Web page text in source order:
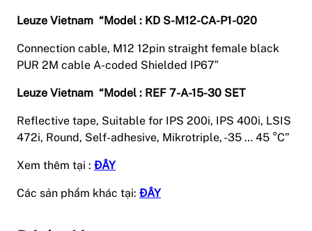
Leuze Vietnam “Model : KD S-M12-CA-P1-020
Connection cable, M12 12pin straight female black
PUR 2M cable A-coded Shielded IP67″
Leuze Vietnam “Model : REF 7-A-15-30 SET
Reflective tape, Suitable for IPS 200i, IPS 400i, LSIS
472i, Round, Self-adhesive, Mikrotriple, -35 … 45 °C”
Xem thêm tại : ĐÂY
Các sản phẩm khác tại: ĐÂY